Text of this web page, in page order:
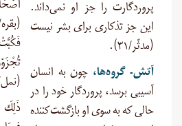
پروردگارت را جز او نمی‌داند.
این جز تذکاری برای بشر نیست
(مدثّر/۳۱).
آتش- گروه‌ها، چون به انسان
آسیبی برسد، پروردگار خود را در
حالی که به سوی او بازگشت‌کننده
(نمل/
ذَلِكَ